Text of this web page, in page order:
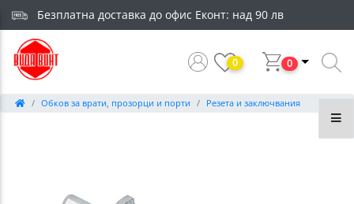
Безплатна доставка до офис Еконт: над 90 лв
0 0
Обков за врати, прозорци и порти Резета и заключвания